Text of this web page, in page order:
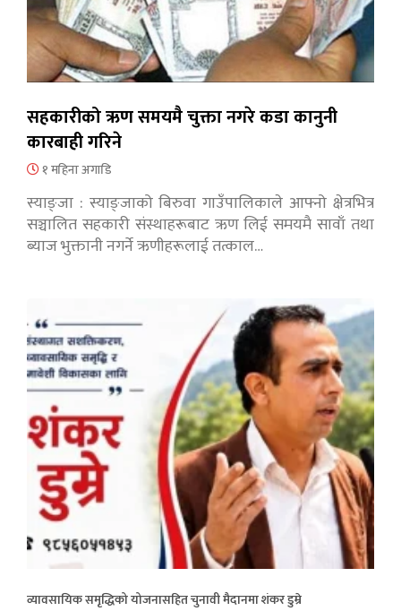
सहकारीको ऋण समयमै चुक्ता नगरे कडा कानुनी
कारबाही गरिने
१ महिना अगाडि
स्याङ्जा : स्याङ्जाको बिरुवा गाउँपालिकाले आफ्नो क्षेत्रभित्र
सञ्चालित सहकारी संस्थाहरूबाट ऋण लिई समयमै सावाँ तथा
ब्याज भुक्तानी नगर्ने ऋणीहरूलाई तत्काल…
व्यावसायिक समृद्धिको योजनासहित चुनावी मैदानमा शंकर डुम्रे